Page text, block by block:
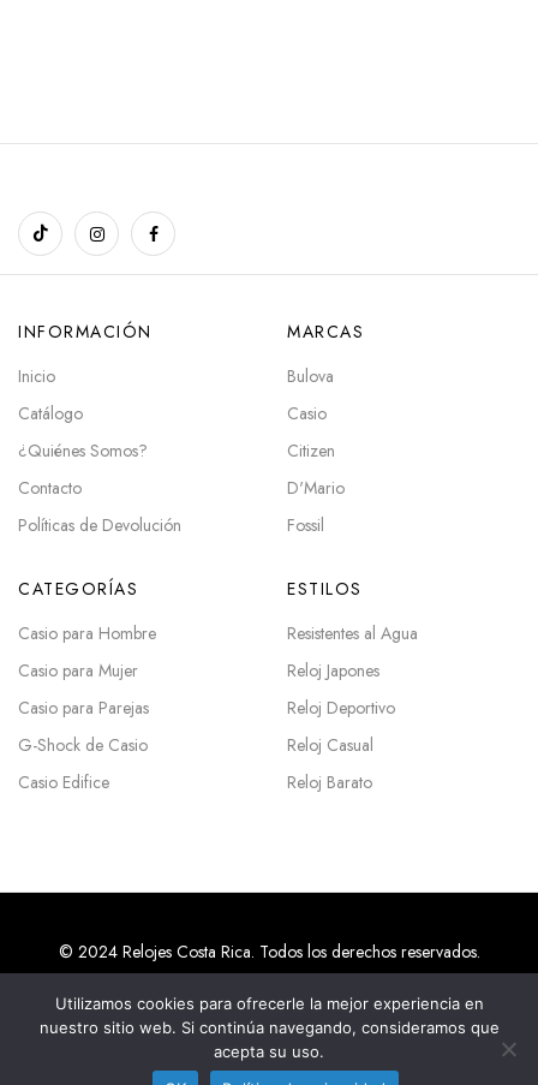
INFORMACIÓN
Inicio
Catálogo
¿Quiénes Somos?
Contacto
Políticas de Devolución
MARCAS
Bulova
Casio
Citizen
D'Mario
Fossil
CATEGORÍAS
Casio para Hombre
Casio para Mujer
Casio para Parejas
G-Shock de Casio
Casio Edifice
ESTILOS
Resistentes al Agua
Reloj Japones
Reloj Deportivo
Reloj Casual
Reloj Barato
© 2024 Relojes Costa Rica. Todos los derechos reservados.
Agencias SEO en Costa Rica
Utilizamos cookies para ofrecerle la mejor experiencia en
nuestro sitio web. Si continúa navegando, consideramos que
acepta su uso.